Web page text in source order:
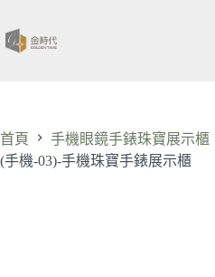
至
主
首頁
手機眼鏡手錶珠寶展示櫃
(手機-03)-手機珠寶手錶展示櫃